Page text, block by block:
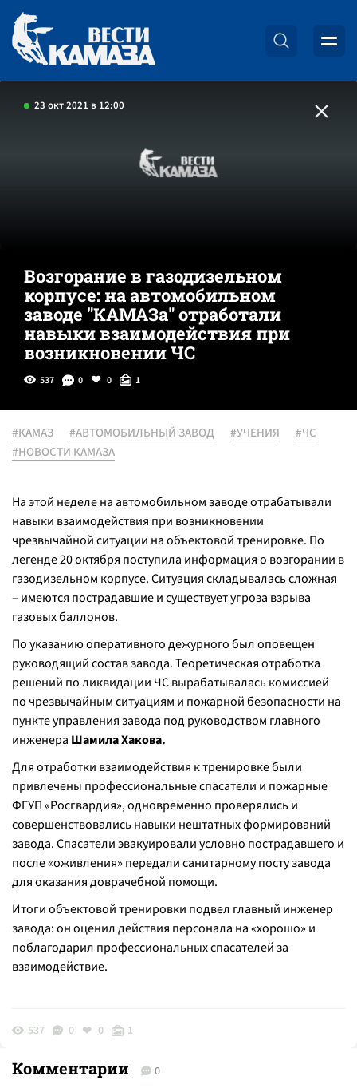
23 окт 2021 в 12:00
Возгорание в газодизельном
корпусе: на автомобильном
заводе "КАМАЗа" отработали
навыки взаимодействия при
возникновении ЧС
537 0 0 1
#КАМАЗ #АВТОМОБИЛЬНЫЙ ЗАВОД #УЧЕНИЯ
#ЧС
#НОВОСТИ КАМАЗА
На этой неделе на автомобильном заводе отрабатывали
навыки взаимодействия при возникновении
чрезвычайной ситуации на объектовой тренировке. По
легенде 20 октября поступила информация о возгорании в
газодизельном корпусе. Ситуация складывалась сложная
– имеются пострадавшие и существует угроза взрыва
газовых баллонов.
По указанию оперативного дежурного был оповещен
руководящий состав завода. Теоретическая отработка
решений по ликвидации ЧС вырабатывалась комиссией
по чрезвычайным ситуациям и пожарной безопасности на
пункте управления завода под руководством главного
инженера Шамила Хакова.
Для отработки взаимодействия к тренировке были
привлечены профессиональные спасатели и пожарные
ФГУП «Росгвардия», одновременно проверялись и
совершенствовались навыки нештатных формирований
завода. Спасатели эвакуировали условно пострадавшего и
после «оживления» передали санитарному посту завода
для оказания доврачебной помощи.
Итоги объектовой тренировки подвел главный инженер
завода: он оценил действия персонала на «хорошо» и
поблагодарил профессиональных спасателей за
взаимодействие.
537 0 0 1
Комментарии 0